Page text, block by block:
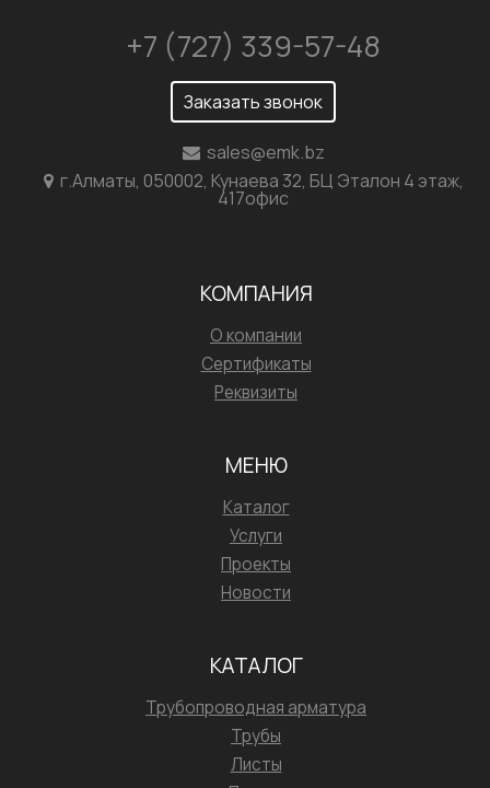
+7 (727) 339-57-48
Заказать звонок
sales@emk.bz
г.Алматы, 050002, Кунаева 32, БЦ Эталон 4 этаж,
417офис
КОМПАНИЯ
О компании
Сертификаты
Реквизиты
МЕНЮ
Каталог
Услуги
Проекты
Новости
КАТАЛОГ
Трубопроводная арматура
Трубы
Листы